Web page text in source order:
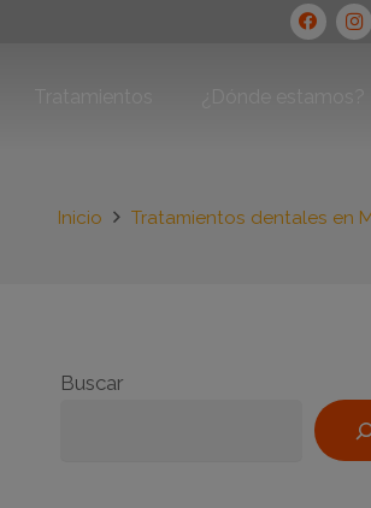
Inicio Tratamientos dentales en
Buscar